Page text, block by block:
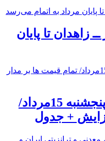
زاهدان تا پایان
قیمت طلا و سکه امروز پنجشنبه 15مرداد/
+ جدول